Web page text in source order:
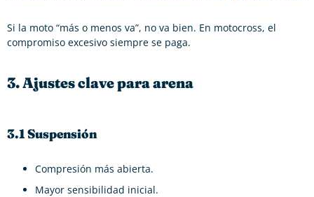
Si la moto “más o menos va”, no va bien. En motocross, el
compromiso excesivo siempre se paga.
3. Ajustes clave para arena
3.1 Suspensión
Compresión más abierta.
Mayor sensibilidad inicial.